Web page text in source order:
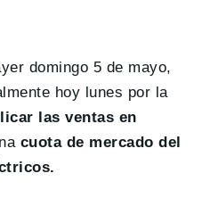
domingo 5 de mayo,
hoy lunes por la
las ventas en
cuota de mercado del